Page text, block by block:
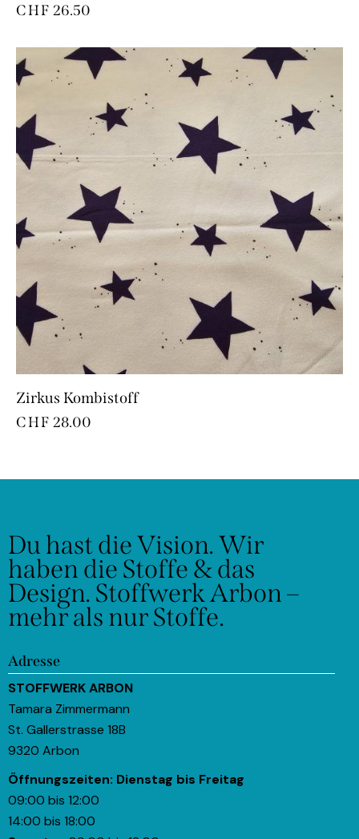
CHF 26.50
Zirkus Kombistoff
CHF 28.00
Du hast die Vision.Wir
haben die Stoffe & das
Design. Stoffwerk Arbon –
mehr als nur Stoffe.
Adresse
STOFFWERK ARBON
Tamara Zimmermann
St. Gallerstrasse 18B
9320 Arbon
Öffnungszeiten: Dienstag bis Freitag
09:00 bis 12:00
14:00 bis 18:00